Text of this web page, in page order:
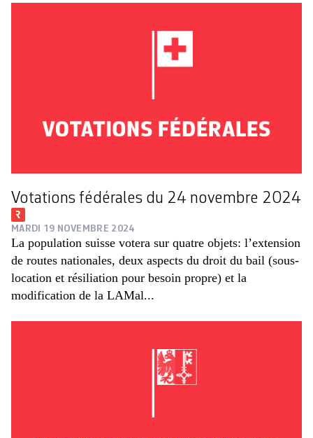
Votations fédérales du 24 novembre 2024
MARDI 19 NOVEMBRE 2024
La population suisse votera sur quatre objets: l’extension
de routes nationales, deux aspects du droit du bail (sous-
location et résiliation pour besoin propre) et la
modification de la LAMal...